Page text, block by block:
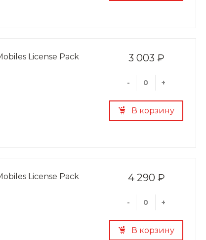
3 003 ₽
- +
В корзину
License Pack
4 290 ₽
- +
В корзину
License Pack